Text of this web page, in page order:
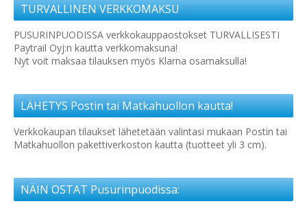
TURVALLINEN VERKKOMAKSU
PUSURINPUODISSA verkkokauppaostokset TURVALLISESTI
Paytrail Oyj:n kautta verkkomaksuna!
Nyt voit maksaa tilauksen myös Klarna osamaksulla!
LÄHETYS Postin tai Matkahuollon kautta!
Verkkokaupan tilaukset lähetetään valintasi mukaan Postin tai
Matkahuollon pakettiverkoston kautta (tuotteet yli 3 cm).
NÄIN OSTAT Pusurinpuodissa: